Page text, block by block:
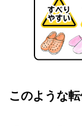
このような